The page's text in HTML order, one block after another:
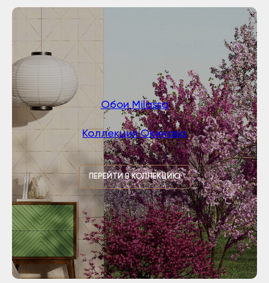
Обои Milassa
Коллекция Окинава
ПЕРЕЙТИ В КОЛЛЕКЦИЮ